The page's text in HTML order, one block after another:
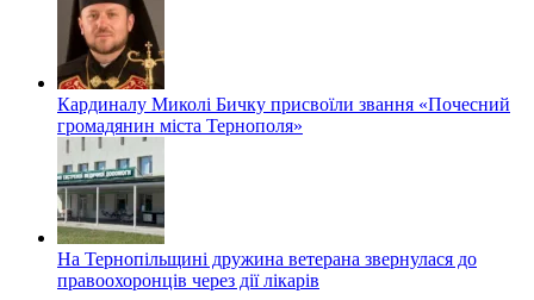
Кардиналу Миколі Бичку присвоїли звання «Почесний
громадянин міста Тернополя»
На Тернопільщині дружина ветерана звернулася до
правоохоронців через дії лікарів